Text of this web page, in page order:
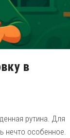
в
рутина. Для
нечто особенное.